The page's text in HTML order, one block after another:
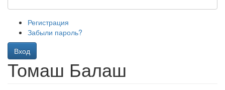
Регистрация
Забыли пароль?
Вход
Томаш Балаш